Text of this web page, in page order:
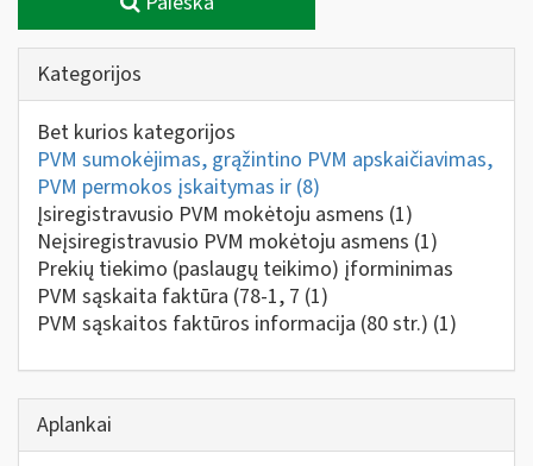
Kategorijos
Bet kurios kategorijos
PVM sumokėjimas, grąžintino PVM apskaičiavimas,
PVM permokos įskaitymas ir (8)
Įsiregistravusio PVM mokėtoju asmens (1)
Neįsiregistravusio PVM mokėtoju asmens (1)
Prekių tiekimo (paslaugų teikimo) įforminimas
PVM sąskaita faktūra (78-1, 7 (1)
PVM sąskaitos faktūros informacija (80 str.) (1)
Aplankai